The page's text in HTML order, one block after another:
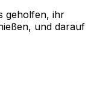
geholfen, ihr
und darauf